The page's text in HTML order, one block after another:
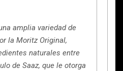
amplia variedad de
la Moritz Original,
naturales entre
de Saaz, que le otorga